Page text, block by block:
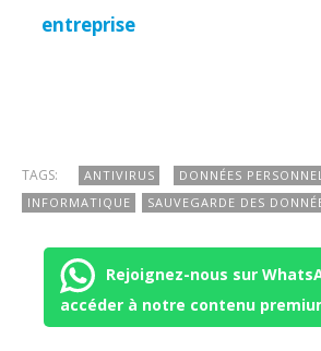
entreprise
TAGS: ANTIVIRUS DONNÉES
INFORMATIQUE
SAUVEGARDE DES
Rejoignez-nous sur
accéder à notre contenu